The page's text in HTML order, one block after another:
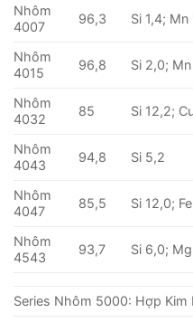
Nhôm
4007
96,3 Si 1,4; Mn
Nhôm
4015
96,8 Si 2,0;
Nhôm
4032
85 Si 12,2;
Nhôm
4043
94,8 Si 5,2
Nhôm
4047
85,5 Si 12,0;
Nhôm
4543
93,7 Si 6,0;
Series Nhôm 5000: Hợp Kim